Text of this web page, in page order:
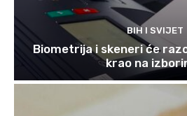
BIH I SVIJET
Biometrija i skeneri će
krao na